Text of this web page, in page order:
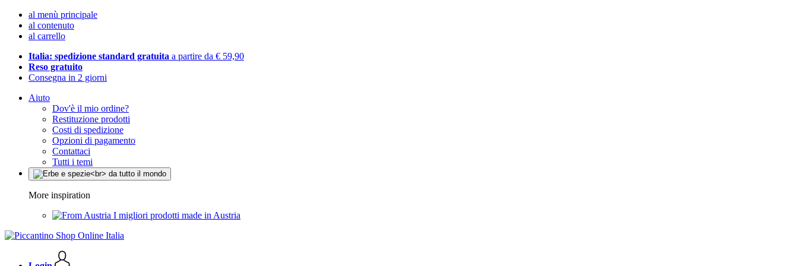
al menù principale
al contenuto
al carrello
Italia: spedizione standard gratuita a partire da € 59,90
Reso gratuito
Consegna in 2 giorni
Aiuto
Dov'è il mio ordine?
Restituzione prodotti
Costi di spedizione
Opzioni di pagamento
Contattaci
Tutti i temi
More inspiration
I migliori prodotti made in Austria